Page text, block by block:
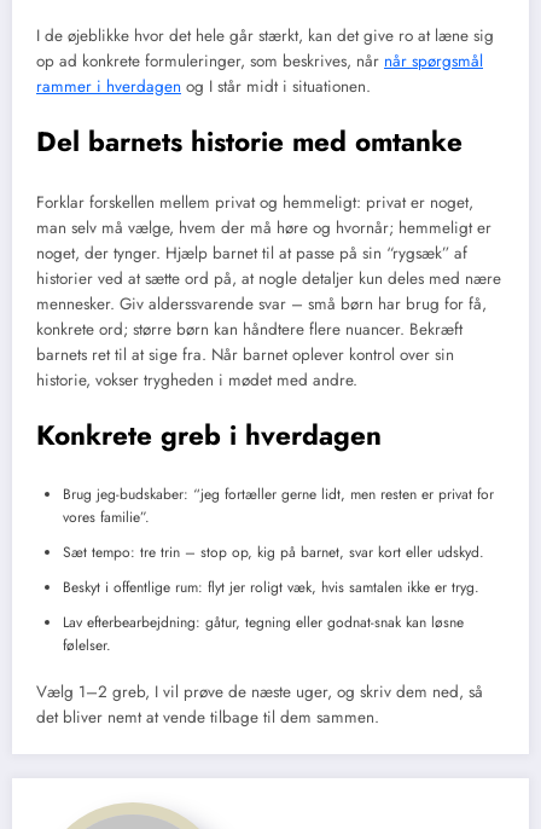
I de øjeblikke hvor det hele går stærkt, kan det give ro at læne sig
op ad konkrete formuleringer, som beskrives, når når spørgsmål
rammer i hverdagen og I står midt i situationen.
Del barnets historie med omtanke
Forklar forskellen mellem privat og hemmeligt: privat er noget,
man selv må vælge, hvem der må høre og hvornår; hemmeligt er
noget, der tynger. Hjælp barnet til at passe på sin “rygsæk” af
historier ved at sætte ord på, at nogle detaljer kun deles med nære
mennesker. Giv alderssvarende svar – små børn har brug for få,
konkrete ord; større børn kan håndtere flere nuancer. Bekræft
barnets ret til at sige fra. Når barnet oplever kontrol over sin
historie, vokser trygheden i mødet med andre.
Konkrete greb i hverdagen
Brug jeg-budskaber: “jeg fortæller gerne lidt, men resten er privat for
vores familie”.
Sæt tempo: tre trin – stop op, kig på barnet, svar kort eller udskyd.
Beskyt i offentlige rum: flyt jer roligt væk, hvis samtalen ikke er tryg.
Lav efterbearbejdning: gåtur, tegning eller godnat-snak kan løsne
følelser.
Vælg 1–2 greb, I vil prøve de næste uger, og skriv dem ned, så
det bliver nemt at vende tilbage til dem sammen.